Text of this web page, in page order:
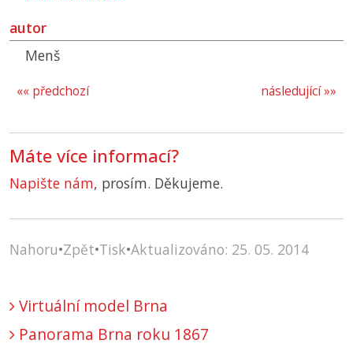
autor
Menš
následující »»
«« předchozí
Máte více informací?
Napište nám, prosím. Děkujeme.
Nahoru•Zpět•Tisk•Aktualizováno: 25. 05. 2014
Virtuální model Brna
Panorama Brna roku 1867